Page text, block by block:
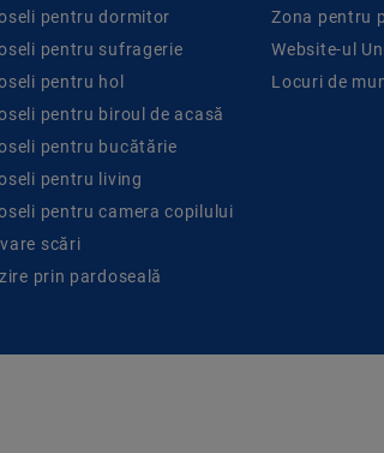
pentru dormitor
pentru sufragerie
pentru hol
pentru biroul de acasă
pentru bucătărie
pentru living
pentru camera copilului
scări
prin pardoseală
Zona pentru
Website-ul
Locuri de